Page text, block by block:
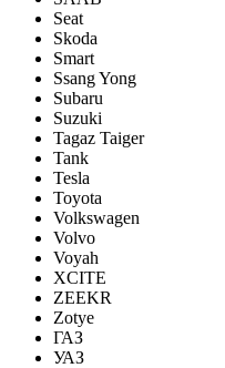
Seat
Skoda
Smart
Ssang Yong
Subaru
Suzuki
Tagaz Taiger
Tank
Tesla
Toyota
Volkswagen
Volvo
Voyah
XCITE
ZEEKR
Zotye
ГАЗ
УАЗ